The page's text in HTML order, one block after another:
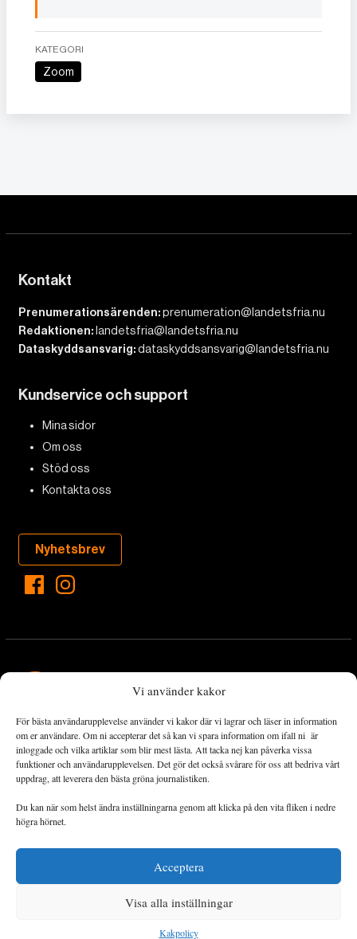
Vi använder kakor
För bästa användarupplevelse använder vi kakor där vi lagrar och läser in information
om er användare. Om ni accepterar det så kan vi spara information om ifall ni är
inloggade och vilka artiklar som blir mest lästa. Att tacka nej kan påverka vissa
funktioner och användarupplevelsen. Det gör det också svårare för oss att bedriva vårt
uppdrag, att leverera den bästa gröna journalistiken.
Du kan när som helst ändra inställningarna genom att klicka på den vita fliken i nedre
högra hörnet.
Acceptera
Visa alla inställningar
Kakpolicy
KATEGORI
Zoom
Kontakt
Prenumerationsärenden:prenumeration@landetsfria.nu
Redaktionen: landetsfria@landetsfria.nu
Dataskyddsansvarig:dataskyddsansvarig@landetsfria.nu
Kundservice och support
Mina sidor
Om oss
Stöd oss
Kontakta oss
Nyhetsbrev
Landets Fria Tidning är en nyhetstidning med bred bevakning av
det viktigaste som händer lokalt och globalt och med fokus på
omställningsrörelsen. En omställning till ett hållbart samhälle går
både via starka och lika rättigheter för alla människor, minskade
ekonomiska och sociala klyftor, samt utrymme för allt levande att
utvecklas och frodas.